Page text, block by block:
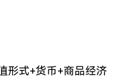
形式+货币+商品经济